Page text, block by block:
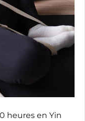
heures en Yin